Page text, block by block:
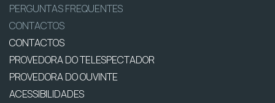
PERGUNTAS FREQUENTES
CONTACTOS
CONTACTOS
PROVEDORA DO TELESPECTADOR
PROVEDORA DO OUVINTE
ACESSIBILIDADES